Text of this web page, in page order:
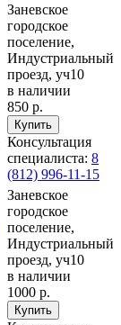
Заневское
городское
поселение,
Индустриальный
проезд, уч10
в наличии
850 р.
Консультация
специалиста: 8
(812) 996-11-15
Заневское
городское
поселение,
Индустриальный
проезд, уч10
в наличии
1000 р.